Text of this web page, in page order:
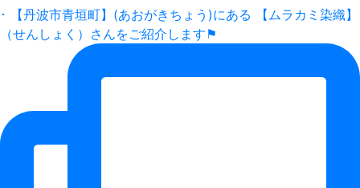
･ 【丹波市青垣町】(あおがきちょう)にある 【ムラカミ染織】
（せんしょく）さんをご紹介します⚑